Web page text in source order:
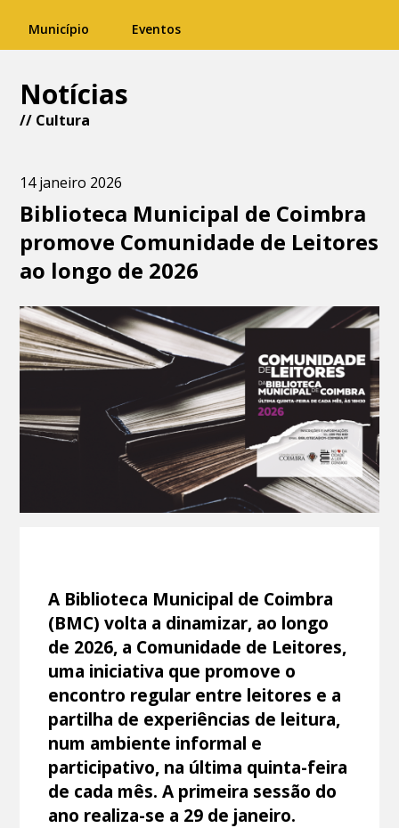
Município Eventos
Notícias
// Cultura
14 janeiro 2026
Biblioteca Municipal de Coimbra
promove Comunidade de Leitores
ao longo de 2026
A Biblioteca Municipal de Coimbra
(BMC) volta a dinamizar, ao longo
de 2026, a Comunidade de Leitores,
uma iniciativa que promove o
encontro regular entre leitores e a
partilha de experiências de leitura,
num ambiente informal e
participativo, na última quinta-feira
de cada mês. A primeira sessão do
ano realiza-se a 29 de janeiro.